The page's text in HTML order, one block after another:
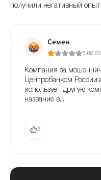
получили негативный
Семен
Компания за
Центробанком
использует другую
название в...
3